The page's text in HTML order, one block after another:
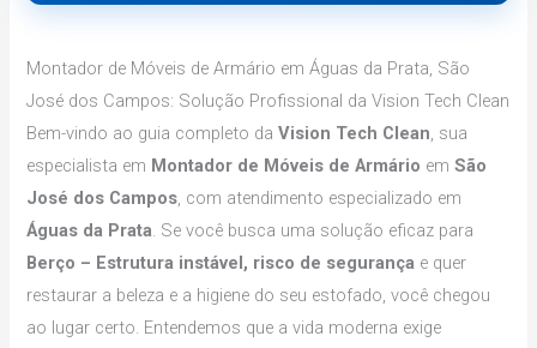
Montador de Móveis de Armário em Águas da Prata, São
José dos Campos: Solução Profissional da Vision Tech Clean
Bem-vindo ao guia completo daVision Tech Clean, sua
especialista em Montador de Móveis de Armário emSão
José dos Campos, com atendimento especializado em
Águas da Prata. Se você busca uma solução eficaz para
Berço – Estrutura instável, risco de segurança e quer
restaurar a beleza e a higiene do seu estofado, você chegou
ao lugar certo. Entendemos que a vida moderna exige